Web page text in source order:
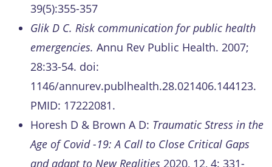
39(5):355-357
Glik D C. Risk communication for public health
emergencies. Annu Rev Public Health. 2007;
28:33-54. doi:
1146/annurev.publhealth.28.021406.144123.
PMID: 17222081.
Horesh D & Brown A D: Traumatic Stress in the
Age of Covid -19: A Call to Close Critical Gaps
and adapt to New Realities 2020, 12, 4: 331-